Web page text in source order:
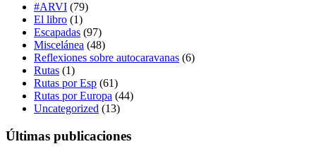
#ARVI (79)
El libro (1)
Escapadas (97)
Miscelánea (48)
Reflexiones sobre autocaravanas (6)
Rutas (1)
Rutas por Esp (61)
Rutas por Europa (44)
Uncategorized (13)
Últimas publicaciones